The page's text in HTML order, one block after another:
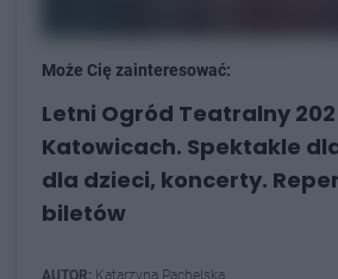
Może Cię zainteresować:
Letni Ogród Teatralny
Katowicach. Spektakle
dla dzieci, koncerty.
biletów